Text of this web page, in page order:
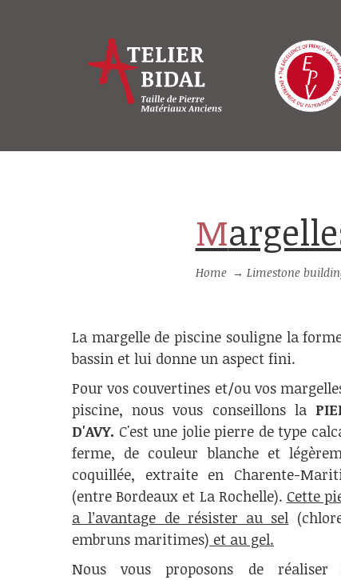
Home →Limestone
La margelle de piscine souligne la
bassin et lui donne un aspect fini.
Pour vos couvertines et/ou vos
piscine, nous vous conseillons la
D'AVY. C'est une jolie pierre de type
ferme, de couleur blanche et
coquillée, extraite en Charente-
(entre Bordeaux et La Rochelle). Cette
a l’avantage de résister au sel
embruns maritimes) et au gel.
Nous vous proposons de réaliser